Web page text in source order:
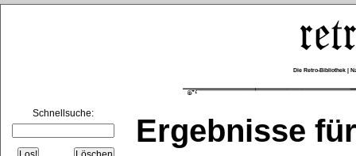
Die Retro-Bibliothek |
Schnellsuche: Ergebnisse